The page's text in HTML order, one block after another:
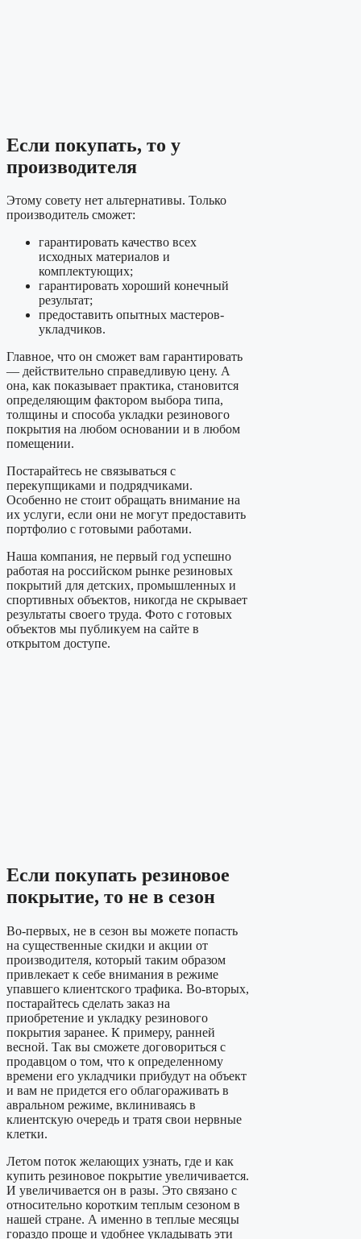
Если покупать, то у
производителя
Этому совету нет альтернативы. Только
производитель сможет:
гарантировать качество всех
исходных материалов и
комплектующих;
гарантировать хороший конечный
результат;
предоставить опытных мастеров-
укладчиков.
Главное, что он сможет вам гарантировать
— действительно справедливую цену. А
она, как показывает практика, становится
определяющим фактором выбора типа,
толщины и способа укладки резинового
покрытия на любом основании и в любом
помещении.
Постарайтесь не связываться с
перекупщиками и подрядчиками.
Особенно не стоит обращать внимание на
их услуги, если они не могут предоставить
портфолио с готовыми работами.
Наша компания, не первый год успешно
работая на российском рынке резиновых
покрытий для детских, промышленных и
спортивных объектов, никогда не скрывает
результаты своего труда. Фото с готовых
объектов мы публикуем на сайте в
открытом доступе.
Если покупать резиновое
покрытие, то не в сезон
Во-первых, не в сезон вы можете попасть
на существенные скидки и акции от
производителя, который таким образом
привлекает к себе внимания в режиме
упавшего клиентского трафика. Во-вторых,
постарайтесь сделать заказ на
приобретение и укладку резинового
покрытия заранее. К примеру, ранней
весной. Так вы сможете договориться с
продавцом о том, что к определенному
времени его укладчики прибудут на объект
и вам не придется его облагораживать в
авральном режиме, вклиниваясь в
клиентскую очередь и тратя свои нервные
клетки.
Летом поток желающих узнать, где и как
купить резиновое покрытие увеличивается.
И увеличивается он в разы. Это связано с
относительно коротким теплым сезоном в
нашей стране. А именно в теплые месяцы
гораздо проще и удобнее укладывать эти